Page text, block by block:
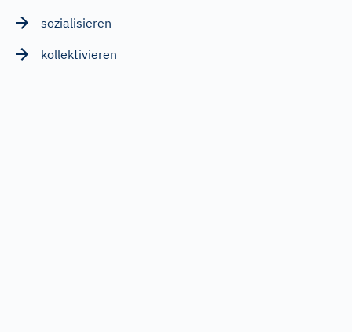
sozialisieren
kollektivieren